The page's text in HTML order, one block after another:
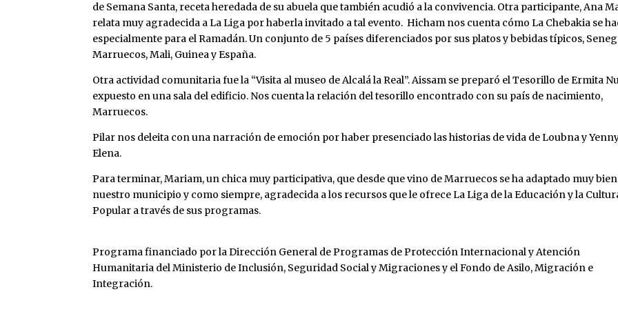
de Semana Santa, receta heredada de su abuela que también acudió a la convivencia. Otra participante, Ana
relata muy agradecida a La Liga por haberla invitado a tal evento. Hicham nos cuenta cómo La Chebakia se
especialmente para el Ramadán. Un conjunto de 5 países diferenciados por sus platos y bebidas típicos,
Marruecos, Mali, Guinea y España.
Otra actividad comunitaria fue la “Visita al museo de Alcalá la Real”. Aissam se preparó el Tesorillo de Ermita
expuesto en una sala del edificio. Nos cuenta la relación del tesorillo encontrado con su país de nacimiento,
Marruecos.
Pilar nos deleita con una narración de emoción por haber presenciado las historias de vida de Loubna y
Elena.
Para terminar, Mariam, un chica muy participativa, que desde que vino de Marruecos se ha adaptado muy
nuestro municipio y como siempre, agradecida a los recursos que le ofrece La Liga de la Educación y la
Popular a través de sus programas.
Programa financiado por la Dirección General de Programas de Protección Internacional y Atención
Humanitaria del Ministerio de Inclusión, Seguridad Social y Migraciones y el Fondo de Asilo, Migración e
Integración.